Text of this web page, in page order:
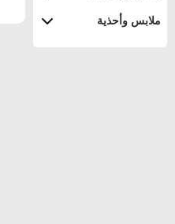
ملابس وأحذية